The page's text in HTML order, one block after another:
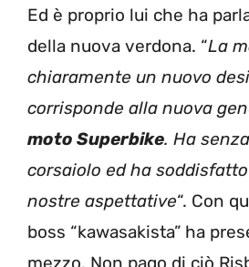
Ed è proprio lui che ha
della nuova verdona. “La
chiaramente un nuovo
corrisponde alla nuova
moto Superbike. Ha
corsaiolo ed ha
nostre aspettative“. Con
boss “kawasakista” ha
mezzo. Non pago di ciò